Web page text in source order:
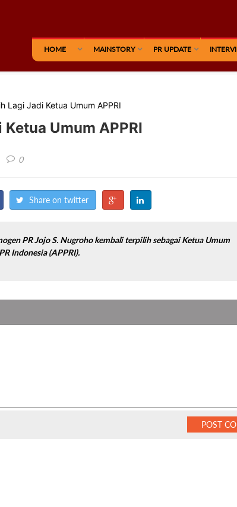
HOME MAINSTORY PR UPDATE
Lagi Jadi Ketua Umum APPRI
Umum APPRI
0
Share on twitter
PR Jojo S. Nugroho kembali terpilih sebagai Ketua Umum
Indonesia (APPRI).
POST